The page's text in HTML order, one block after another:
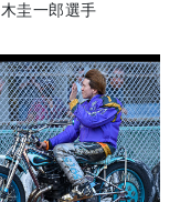
圭一郎選手